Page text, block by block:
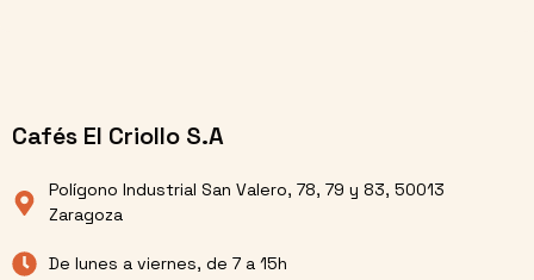
Cafés El Criollo S.A
Polígono Industrial San Valero, 78, 79 y 83, 50013
Zaragoza
De lunes a viernes, de 7 a 15h